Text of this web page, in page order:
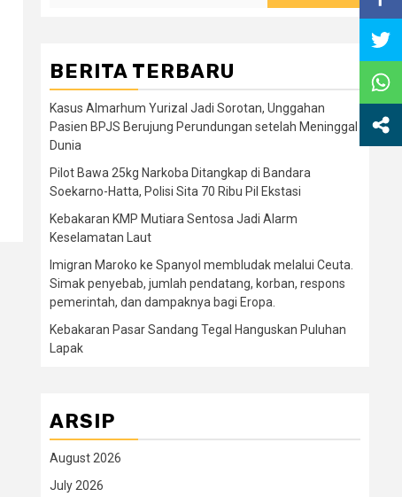
BERITA TERBARU
Kasus Almarhum Yurizal Jadi Sorotan, Unggahan
Pasien BPJS Berujung Perundungan setelah Meninggal
Dunia
Pilot Bawa 25kg Narkoba Ditangkap di Bandara
Soekarno-Hatta, Polisi Sita 70 Ribu Pil Ekstasi
Kebakaran KMP Mutiara Sentosa Jadi Alarm
Keselamatan Laut
Imigran Maroko ke Spanyol membludak melalui Ceuta.
Simak penyebab, jumlah pendatang, korban, respons
pemerintah, dan dampaknya bagi Eropa.
Kebakaran Pasar Sandang Tegal Hanguskan Puluhan
Lapak
ARSIP
August 2026
July 2026